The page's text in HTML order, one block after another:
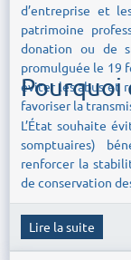
d’entreprise et
patrimoine
donation ou de
promulguée le 19
éviter les abus et
favoriser la
Pourquoi
L’État souhaite
somptuaires)
renforcer la
de conservation
Lire la suite